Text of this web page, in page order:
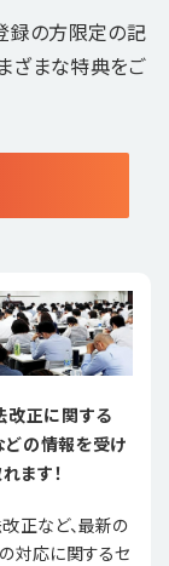
録の方限定の記
ざまな特典をご
改正に関する
どの情報を受け
ます！
正など、最新の
対応に関するセ